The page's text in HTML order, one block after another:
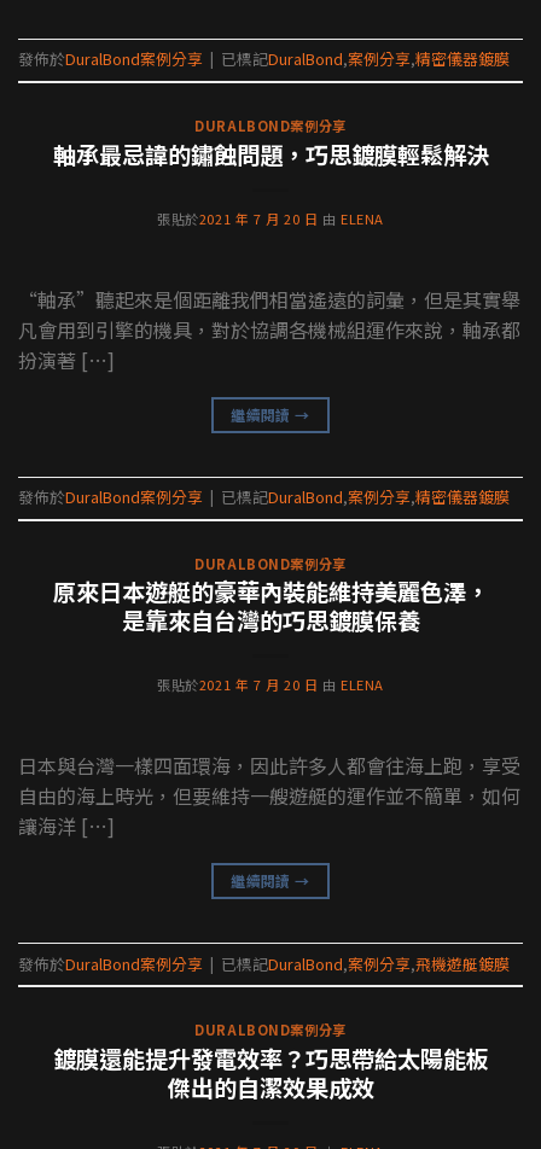
發佈於DuralBond案例分享 | 已標記DuralBond,案例分享,精密儀器鍍膜
DURALBOND案例分享
軸承最忌諱的鏽蝕問題，巧思鍍膜輕鬆解決
張貼於2021 年 7 月 20 日 由 ELENA
“軸承”聽起來是個距離我們相當遙遠的詞彙，但是其實舉
凡會用到引擎的機具，對於協調各機械組運作來說，軸承都
扮演著 […]
繼續閱讀→
發佈於DuralBond案例分享 | 已標記DuralBond,案例分享,精密儀器鍍膜
DURALBOND案例分享
原來日本遊艇的豪華內裝能維持美麗色澤，
是靠來自台灣的巧思鍍膜保養
張貼於2021 年 7 月 20 日 由 ELENA
日本與台灣一樣四面環海，因此許多人都會往海上跑，享受
自由的海上時光，但要維持一艘遊艇的運作並不簡單，如何
讓海洋 […]
繼續閱讀→
發佈於DuralBond案例分享 | 已標記DuralBond,案例分享,飛機遊艇鍍膜
DURALBOND案例分享
鍍膜還能提升發電效率？巧思帶給太陽能板
傑出的自潔效果成效